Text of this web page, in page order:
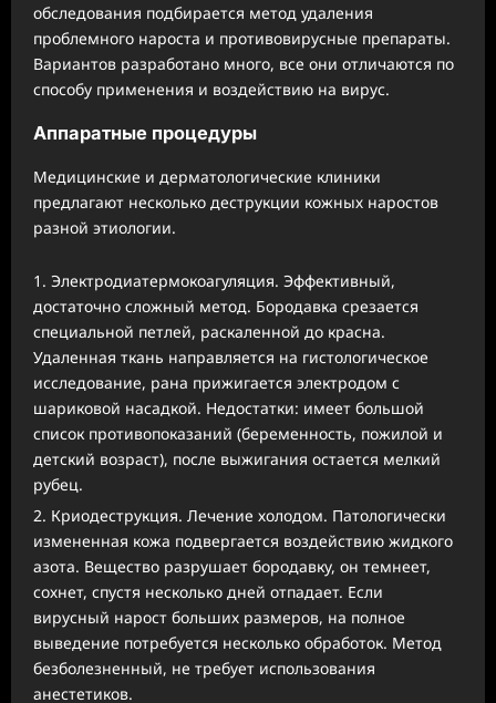
обследования подбирается метод удаления
проблемного нароста и противовирусные препараты.
Вариантов разработано много, все они отличаются по
способу применения и воздействию на вирус.
Аппаратные процедуры
Медицинские и дерматологические клиники
предлагают несколько деструкции кожных наростов
разной этиологии.
Электродиатермокоагуляция. Эффективный,
достаточно сложный метод. Бородавка срезается
специальной петлей, раскаленной до красна.
Удаленная ткань направляется на гистологическое
исследование, рана прижигается электродом с
шариковой насадкой. Недостатки: имеет большой
список противопоказаний (беременность, пожилой и
детский возраст), после выжигания остается мелкий
рубец.
Криодеструкция. Лечение холодом. Патологически
измененная кожа подвергается воздействию жидкого
азота. Вещество разрушает бородавку, он темнеет,
сохнет, спустя несколько дней отпадает. Если
вирусный нарост больших размеров, на полное
выведение потребуется несколько обработок. Метод
безболезненный, не требует использования
анестетиков.